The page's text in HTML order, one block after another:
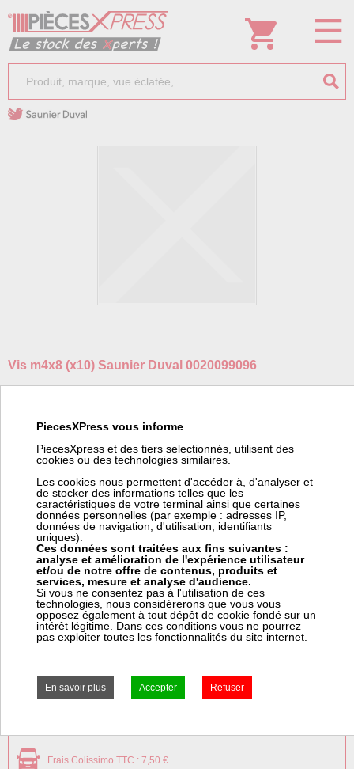
Vis m4x8 (x10) Saunier Duval 0020099096
Code barre:3532040926660
Code article Pièces Express:571768
(*) Nous pouvons commander ce produit chez Saunier Duval.
Pour vous fournir cet article en ± 2 jours chez vous (suivant le
stock Saunier Duval), ce fournisseur nous facture 12,00 € HT de
frais de transport pour commande spéciale. Ces frais viendront
s'ajouter à votre coût de transport dans votre panier.
Prix: Prix pro, connectez vous
7,41 € HT
8,89 € TTC
Frais Saunier Duval (*) : 12,00 € HT
Frais Colissimo TTC : 7,50 €
PiecesXPress vous informe
PiecesXpress et des tiers selectionnés, utilisent des
cookies ou des technologies similaires.
Les cookies nous permettent d'accéder à, d'analyser et
de stocker des informations telles que les
caractéristiques de votre terminal ainsi que certaines
données personnelles (par exemple : adresses IP,
données de navigation, d'utilisation, identifiants
uniques).
Ces données sont traitées aux fins suivantes :
analyse et amélioration de l'expérience utilisateur
et/ou de notre offre de contenus, produits et
services, mesure et analyse d'audience.
Si vous ne consentez pas à l'utilisation de ces
technologies, nous considérerons que vous vous
opposez également à tout dépôt de cookie fondé sur un
intérêt légitime. Dans ces conditions vous ne pourrez
pas exploiter toutes les fonctionnalités du site internet.